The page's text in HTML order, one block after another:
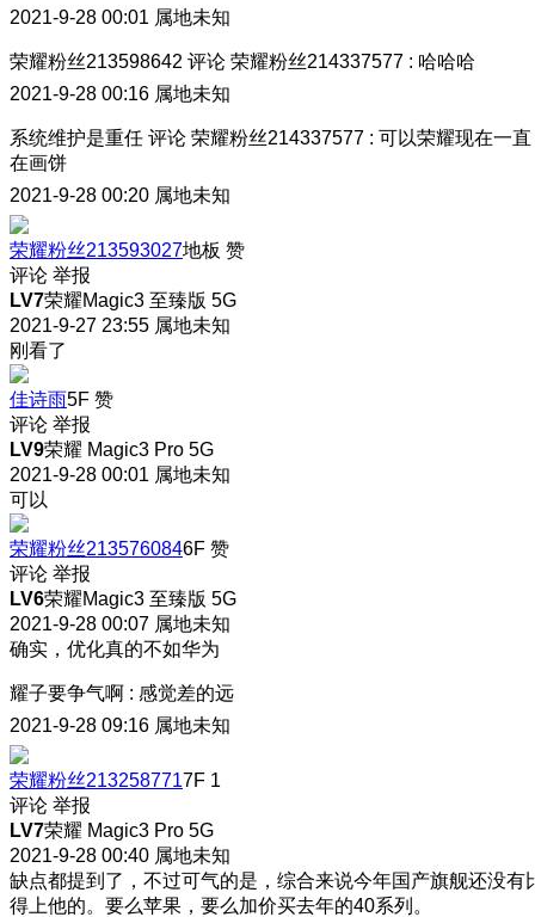
2021-9-28 00:01 属地未知
荣耀粉丝213598642 评论 荣耀粉丝214337577 : 哈哈哈
2021-9-28 00:16 属地未知
系统维护是重任 评论 荣耀粉丝214337577 : 可以荣耀现在一直
在画饼
2021-9-28 00:20 属地未知
荣耀粉丝213593027地板 赞
评论 举报
LV7荣耀Magic3 至臻版 5G
2021-9-27 23:55 属地未知
刚看了
佳诗雨5F 赞
评论 举报
LV9荣耀 Magic3 Pro 5G
2021-9-28 00:01 属地未知
可以
荣耀粉丝2135760846F 赞
评论 举报
LV6荣耀Magic3 至臻版 5G
2021-9-28 00:07 属地未知
确实，优化真的不如华为
耀子要争气啊 : 感觉差的远
2021-9-28 09:16 属地未知
荣耀粉丝2132587717F 1
评论 举报
LV7荣耀 Magic3 Pro 5G
2021-9-28 00:40 属地未知
缺点都提到了，不过可气的是，综合来说今年国产旗舰还没有
得上他的。要么苹果，要么加价买去年的40系列。